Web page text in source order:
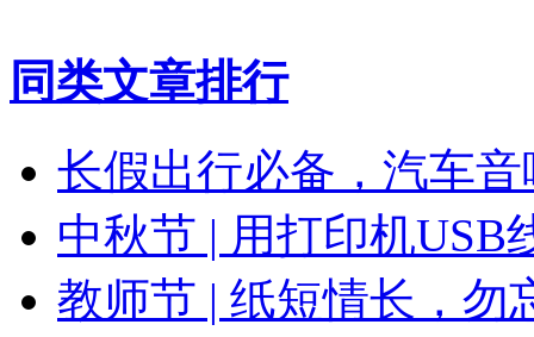
同类文章排行
长假出行必备，汽车
中秋节 | 用打印机USB
教师节 | 纸短情长，勿